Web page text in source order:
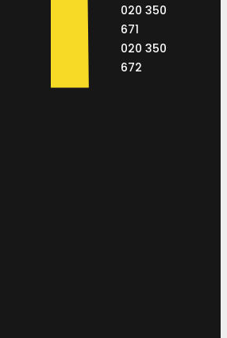
020 350
671
020 350
672